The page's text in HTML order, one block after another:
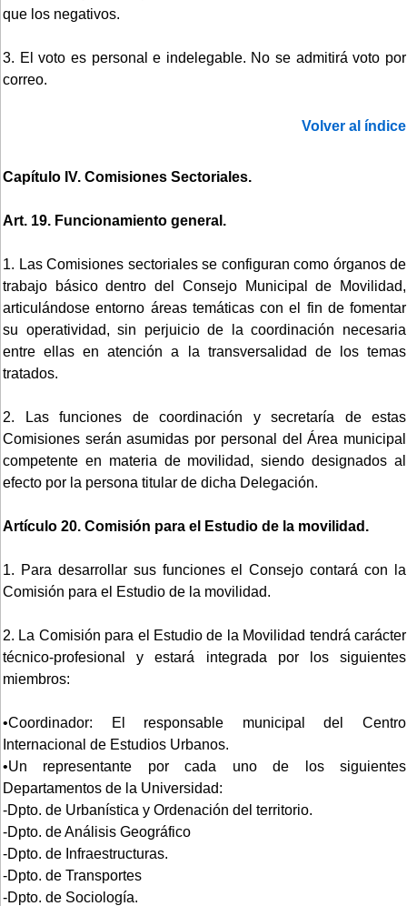
que los negativos.
3. El voto es personal e indelegable. No se admitirá voto por
correo.
Volver al índice
Capítulo IV. Comisiones Sectoriales.
Art. 19. Funcionamiento general.
1. Las Comisiones sectoriales se configuran como órganos de
trabajo básico dentro del Consejo Municipal de Movilidad,
articulándose entorno áreas temáticas con el fin de fomentar
su operatividad, sin perjuicio de la coordinación necesaria
entre ellas en atención a la transversalidad de los temas
tratados.
2. Las funciones de coordinación y secretaría de estas
Comisiones serán asumidas por personal del Área municipal
competente en materia de movilidad, siendo designados al
efecto por la persona titular de dicha Delegación.
Artículo 20. Comisión para el Estudio de la movilidad.
1. Para desarrollar sus funciones el Consejo contará con la
Comisión para el Estudio de la movilidad.
2. La Comisión para el Estudio de la Movilidad tendrá carácter
técnico-profesional y estará integrada por los siguientes
miembros:
•Coordinador: El responsable municipal del Centro
Internacional de Estudios Urbanos.
•Un representante por cada uno de los siguientes
Departamentos de la Universidad:
-Dpto. de Urbanística y Ordenación del territorio.
-Dpto. de Análisis Geográfico
-Dpto. de Infraestructuras.
-Dpto. de Transportes
-Dpto. de Sociología.